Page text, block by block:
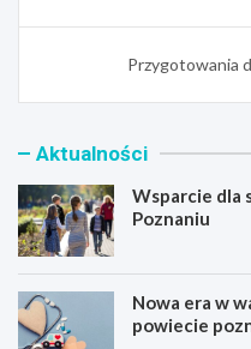
Przygotowania
Aktualności
Wsparcie dla
Poznaniu
Nowa era w
powiecie